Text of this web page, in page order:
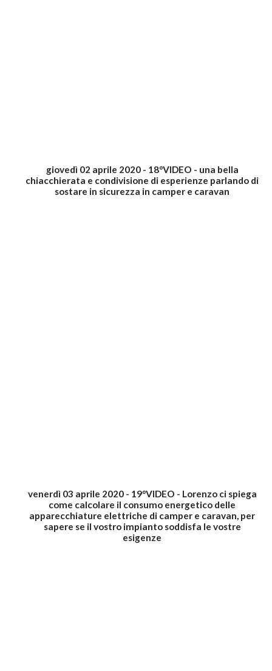
giovedì 02 aprile 2020 - 18°VIDEO - una bella
chiacchierata e condivisione di esperienze parlando di
sostare in sicurezza in camper e caravan
venerdì 03 aprile 2020 - 19°VIDEO - Lorenzo ci spiega
come calcolare il consumo energetico delle
apparecchiature elettriche di camper e caravan, per
sapere se il vostro impianto soddisfa le vostre
esigenze